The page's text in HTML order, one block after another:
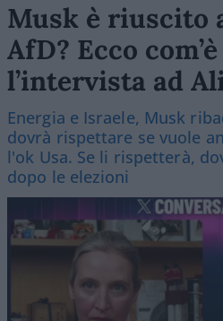
Musk è riuscito
AfD? Ecco
l’intervista ad
Energia e Israele, Musk
dovrà rispettare se vuole
l'ok Usa. Se li rispetterà,
dopo le elezioni